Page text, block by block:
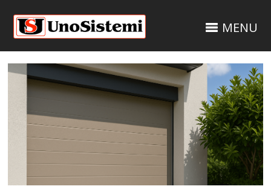
MENU